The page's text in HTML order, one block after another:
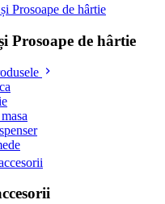
Prosoape de hârtie
Prosoape de hârtie